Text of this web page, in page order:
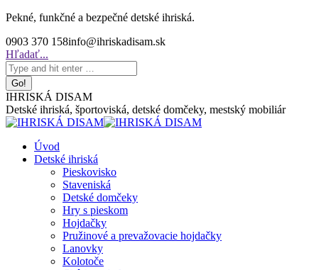
Skip
content
Pekné, funkčné a bezpečné detské ihriská.
0903 370 158info@ihriskadisam.sk
Search:
Hľadať...
IHRISKÁ DISAM
Detské ihriská, športoviská, detské domčeky, mestský mobiliár
Úvod
Detské ihriská
Pieskovisko
Staveniská
Detské domčeky
Hry s pieskom
Hojdačky
Pružinové a prevažovacie hojdačky
Lanovky
Kolotoče